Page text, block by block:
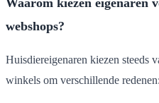
webshops?
Huisdiereigenaren kiezen steeds
winkels om verschillende redenen: